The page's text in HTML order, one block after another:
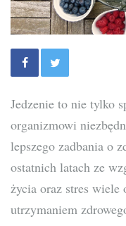
Jedzenie to nie tylko
organizmowi
lepszego zadbania o
ostatnich latach ze
życia oraz stres wiele
utrzymaniem